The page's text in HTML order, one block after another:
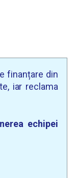
finanțare din
iar reclama
echipei